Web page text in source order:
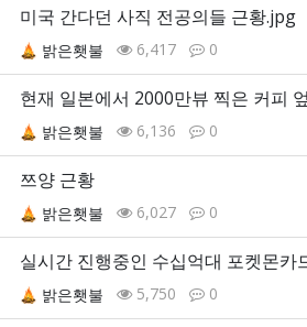
미국 간다던 사직 전공의들 근황.jpg
밝은횃불 6,417 0
현재 일본에서 2000만뷰 찍은 커피
밝은횃불 6,136 0
쯔양 근황
밝은횃불 6,027 0
실시간 진행중인 수십억대 포켓몬카
밝은횃불 5,750 0